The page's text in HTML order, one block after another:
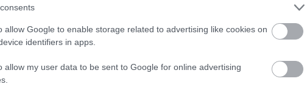
allow Google to enable storage related to advertising like cookies on
identifiers in apps.
allow my user data to be sent to Google for online advertising
a mélyebb okok nyomában
- szükség van arra is, hogy egy
A mozgasklinika.hu oldalán is
olyan speciális fogásokból áll,
feszültségeit lehet feloldani. A